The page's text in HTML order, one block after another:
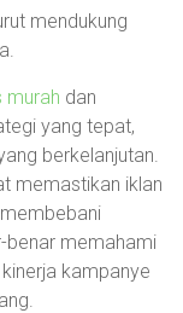
mendukung
murah dan
yang tepat,
berkelanjutan.
memastikan iklan
benar memahami
kampanye